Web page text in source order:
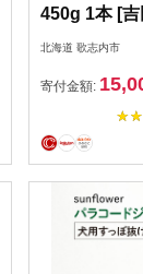
450g 1本 [
道 歌志内市
ニー かもい
熱 スイーツ
スト ホット
と納税
北海道 歌志内市
寄付金額: